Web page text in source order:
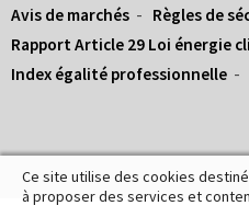
Avis de marchés
Règles de
Rapport Article 29 Loi énergie
Index égalité professionnelle
Ce site utilise des cookies
à proposer des services et